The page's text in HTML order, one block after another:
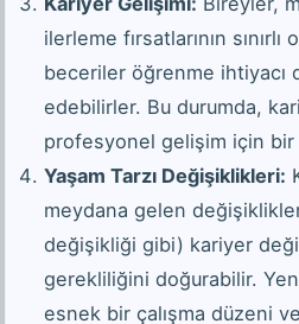
ilerleme fırsatlarının
beceriler öğrenme ihtiyacı
edebilirler. Bu durumda,
profesyonel gelişim için bir
Yaşam Tarzı Değişiklikleri:
meydana gelen
değişikliği gibi) kariyer
gerekliliğini doğurabilir.
esnek bir çalışma düzeni